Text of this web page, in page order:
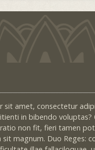
sit amet, consectetur
in bibendo voluptas?
non fit, fieri tamen
magnum. Duo Reges: